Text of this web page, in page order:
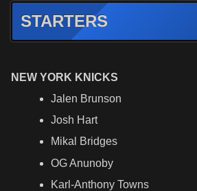
STARTERS
NEW YORK KNICKS
Jalen Brunson
Josh Hart
Mikal Bridges
OG Anunoby
Karl-Anthony Towns